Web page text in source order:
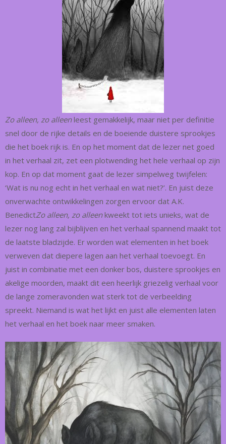
Zo alleen, zo alleenleest gemakkelijk, maar niet per definitie
snel door de rijke details en de boeiende duistere sprookjes
die het boek rijk is. En op het moment dat de lezer net goed
in het verhaal zit, zet een plotwending het hele verhaal op zijn
kop. En op dat moment gaat de lezer simpelweg twijfelen:
‘Wat is nu nog echt in het verhaal en wat niet?’. En juist deze
onverwachte ontwikkelingen zorgen ervoor dat A.K.
BenedictZo alleen, zo alleenkweekt tot iets unieks, wat de
lezer nog lang zal bijblijven en het verhaal spannend maakt tot
de laatste bladzijde. Er worden wat elementen in het boek
verweven dat diepere lagen aan het verhaal toevoegt. En
juist in combinatie met een donker bos, duistere sprookjes en
akelige moorden, maakt dit een heerlijk griezelig verhaal voor
de lange zomeravonden wat sterk tot de verbeelding
spreekt. Niemand is wat het lijkt en juist alle elementen laten
het verhaal en het boek naar meer smaken.